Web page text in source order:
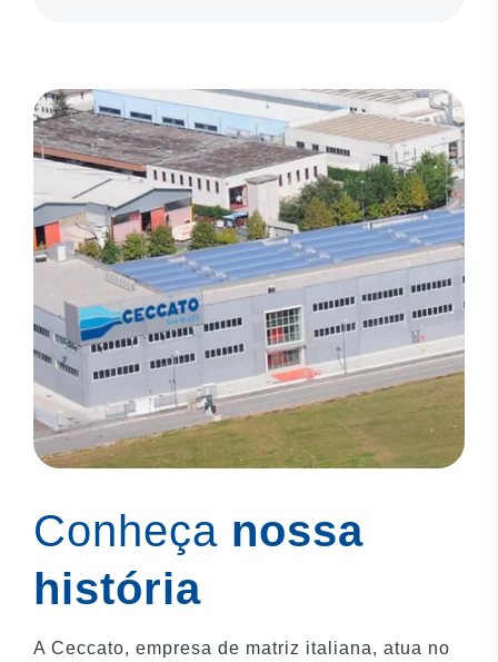
Conheça nossa
história
A Ceccato, empresa de matriz italiana, atua no